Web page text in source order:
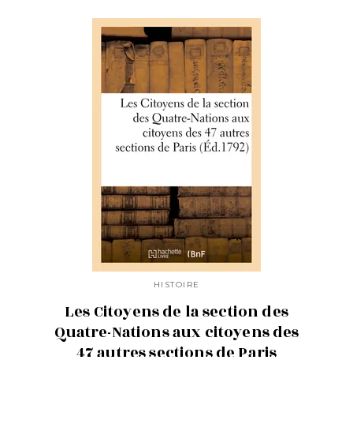
HISTOIRE
Les Citoyens de la section des
Quatre-Nations aux citoyens des
47 autres sections de Paris